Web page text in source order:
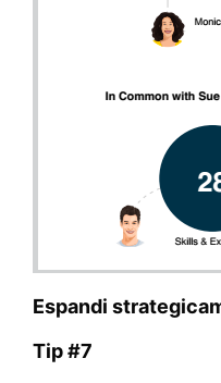
Espandi
Tip #7